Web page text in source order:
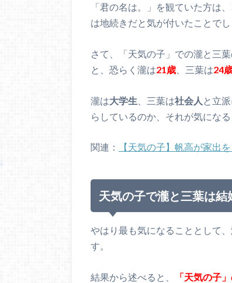
「君の名は。」を観ていた方は
は地続きだと気が付いたことでし
さて、「天気の子」での瀧と三
と、恐らく瀧は21歳 、三葉は24
瀧は大学生 、三葉は社会人 と立
らしているのか、それが気になる
関連： 【天気の子】帆高が家出
天気の子で瀧と三葉は結
やはり最も気になることとして
す。
結果から述べると、
「天気の子